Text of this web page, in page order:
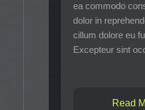
ea commodo
dolor in
cillum dolore eu
Excepteur sint
Read